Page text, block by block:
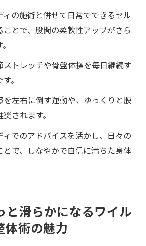
整体院ワイルドボディ発アプロ
を実感
の習慣で身体の柔らかさをキー
ルドボディの技術を日常に取り
の施術と併せて日常でできるセル
とで、股間の柔軟性アップがさら
トレッチや骨盤体操を毎日継続す
。
左右に倒す運動や、ゆっくりと股
されます。
でのアドバイスを活かし、日々の
で、しなやかで自信に満ちた身体
と滑らかになるワイル
体術の魅力